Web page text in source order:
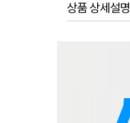
상품 상세설명